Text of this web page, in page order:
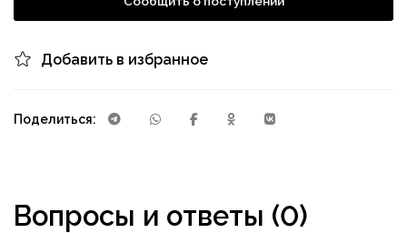
Добавить в избранное
Поделиться:
Вопросы и ответы (0)